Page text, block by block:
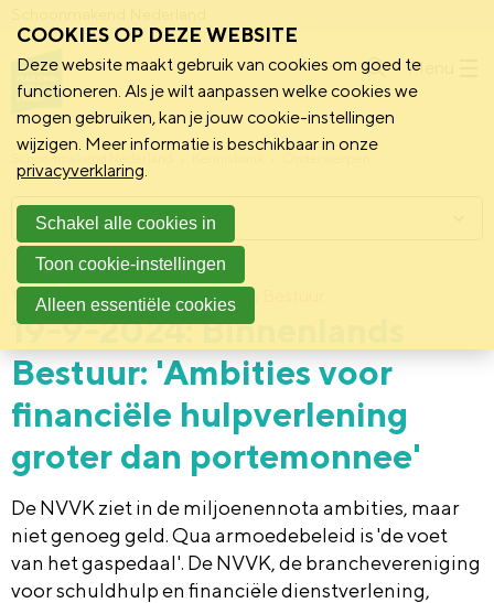
Menu
Schoonmakend Nederland
19 september 2024 Binnenlands Bestuur
19-9-2024: Binnenlands
Bestuur: 'Ambities voor
financiële hulpverlening
groter dan portemonnee'
De NVVK ziet in de miljoenennota ambities, maar
niet genoeg geld. Qua armoedebeleid is 'de voet
van het gaspedaal'. De NVVK, de branchevereniging
voor schuldhulp en financiële dienstverlening,
Menu
COOKIES OP DEZE WEBSITE
Deze website maakt gebruik van cookies om goed te
functioneren. Als je wilt aanpassen welke cookies we
mogen gebruiken, kan je jouw cookie-instellingen
wijzigen. Meer informatie is beschikbaar in onze
privacyverklaring.
Schakel alle cookies in
Toon cookie-instellingen
Alleen essentiële cookies